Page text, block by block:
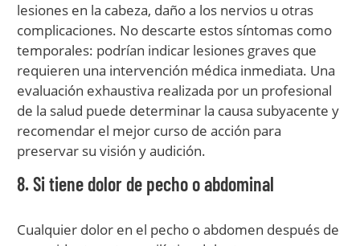
lesiones en la cabeza, daño a los nervios u otras
complicaciones. No descarte estos síntomas como
temporales: podrían indicar lesiones graves que
requieren una intervención médica inmediata. Una
evaluación exhaustiva realizada por un profesional
de la salud puede determinar la causa subyacente y
recomendar el mejor curso de acción para
preservar su visión y audición.
8. Si tiene dolor de pecho o abdominal
Cualquier dolor en el pecho o abdomen después de